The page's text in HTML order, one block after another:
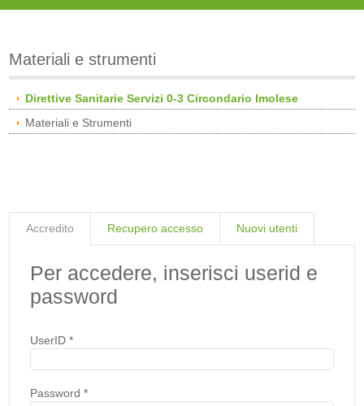
Materiali e strumenti
Direttive Sanitarie Servizi 0-3 Circondario Imolese
Materiali e Strumenti
Accredito Recupero accesso Nuovi utenti
Per accedere, inserisci userid e
password
UserID*
Password*